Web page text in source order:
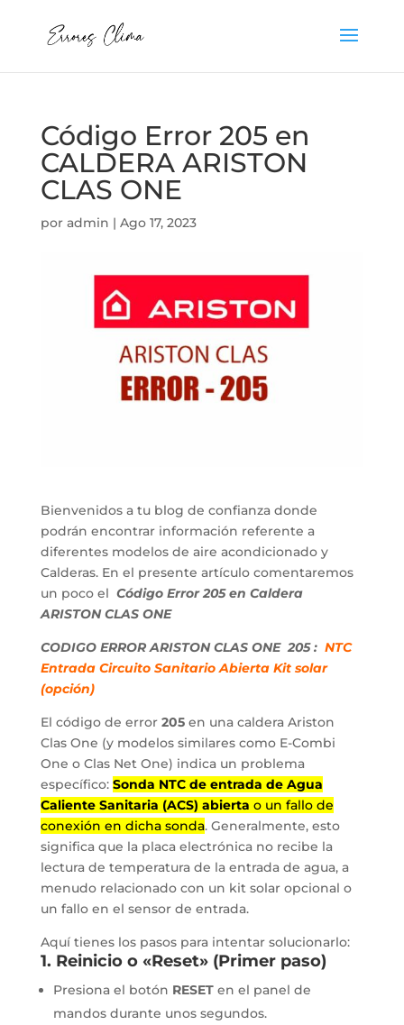
Código Error 205 en
CALDERA ARISTON
CLAS ONE
por admin | Ago 17, 2023
Bienvenidos a tu blog de confianza donde
podrán encontrar información referente a
diferentes modelos de aire acondicionado y
Calderas. En el presente artículo comentaremos
un poco el Código Error 205 en Caldera
ARISTON CLAS ONE
CODIGO ERROR ARISTON CLAS ONE 205 : NTC
Entrada Circuito Sanitario Abierta Kit solar
(opción)
El código de error 205en una caldera Ariston
Clas One (y modelos similares como E-Combi
One o Clas Net One) indica un problema
específico: Sonda NTC de entrada de Agua
Caliente Sanitaria (ACS) abierta o un fallo de
conexión en dicha sonda. Generalmente, esto
significa que la placa electrónica no recibe la
lectura de temperatura de la entrada de agua, a
menudo relacionado con un kit solar opcional o
un fallo en el sensor de entrada.
Aquí tienes los pasos para intentar solucionarlo:
1. Reinicio o «Reset» (Primer paso)
Presiona el botón RESETen el panel de
mandos durante unos segundos.